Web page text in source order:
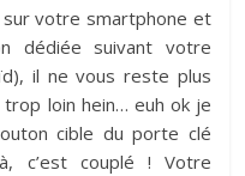
votre smartphone et
dédiée suivant votre
il ne vous reste plus
trop loin hein… euh ok je
cible du porte clé
c’est couplé ! Votre